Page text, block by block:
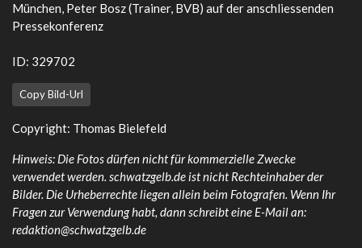
München, Peter Bosz (Trainer, BVB) auf der anschliessenden
Pressekonferenz
ID: 329702
Copy Bild-Url
Copyright: Thomas Bielefeld
Hinweis: Die Fotos dürfen nicht für kommerzielle Zwecke
verwendet werden. schwatzgelb.de ist nicht Rechteinhaber der
Bilder. Die Urheberrechte liegen allein beim Fotografen. Wenn Ihr
Fragen zur Verwendung habt, dann schreibt eine E-Mail an:
redaktion@schwatzgelb.de